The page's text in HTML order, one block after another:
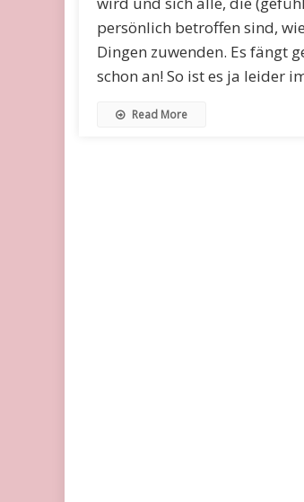
persönlich betroffen sind,
Dingen zuwenden. Es fängt
schon an! So ist es ja leider
Read More